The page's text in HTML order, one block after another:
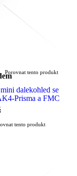
Porovnat tento produkt
dalekohled se
Prisma a FMC
tento produkt